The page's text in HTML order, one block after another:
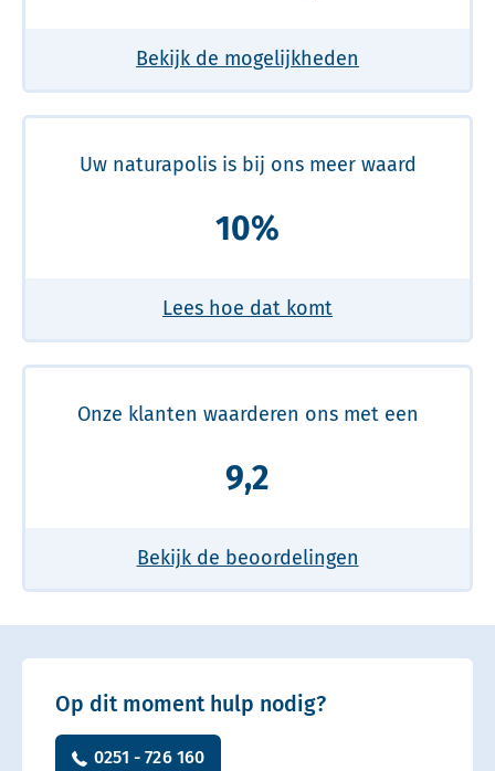
Bekijk de mogelijkheden
Uw naturapolis is bij ons meer waard
10%
Lees hoe dat komt
Onze klanten waarderen ons met een
9,2
Bekijk de beoordelingen
Op dit moment hulp nodig?
0251 - 726 160